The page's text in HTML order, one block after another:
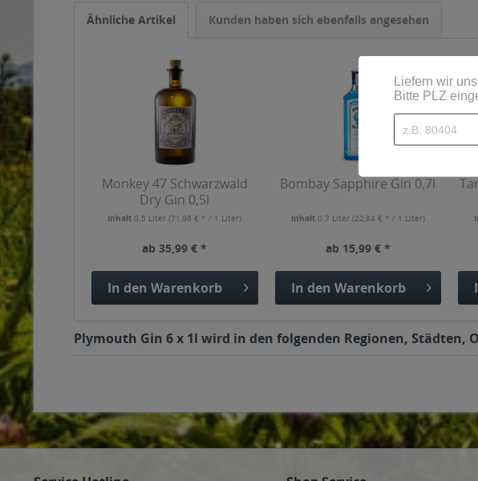
Ähnliche Artikel Kunden haben sich ebenfalls angesehen
Monkey 47 Schwarzwald
Dry Gin 0,5l
Inhalt0.5 Liter(71,98 € * / 1 Liter)
ab 35,99 € *
In den Warenkorb
Bombay Sapphire Gin 0,7l
Inhalt 0.7 Liter (22,84 € * / 1 Liter)
ab 15,99 € *
In den Warenkorb
Plymouth Gin 6 x 1l wird in den folgenden Regionen, Städten,